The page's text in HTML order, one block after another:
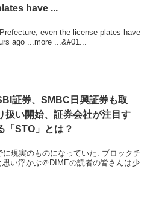
have ...
even the license plates have
ago ...more ...&#01...
証券、SMBC日興証券も取
扱い開始、証券会社が注目す
「STO 」とは？
現実のものになっていた. ブロックチ
い浮かぶ＠DIMEの読者の皆さんは少